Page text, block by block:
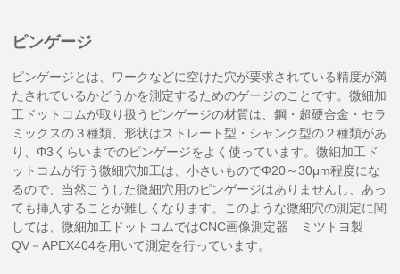
ピンゲージ
ピンゲージとは、ワークなどに空けた穴が要求されている精度が満
たされているかどうかを測定するためのゲージのことです。微細加
工ドットコムが取り扱うピンゲージの材質は、鋼・超硬合金・セラ
ミックスの３種類、形状はストレート型・シャンク型の２種類があ
り、Φ3くらいまでのピンゲージをよく使っています。微細加工ド
ットコムが行う微細穴加工は、小さいものでΦ20～30μm程度にな
るので、当然こうした微細穴用のピンゲージはありませんし、あっ
ても挿入することが難しくなります。このような微細穴の測定に関
しては、微細加工ドットコムではCNC画像測定器 ミツトヨ製
QV－APEX404を用いて測定を行っています。